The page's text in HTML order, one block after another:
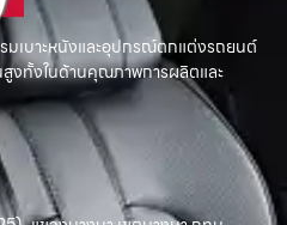
มเบาะหนังและอุปกรณ์ตกแต่งรถยนต์
สูงทั้งในด้านคุณภาพการผลิตและ